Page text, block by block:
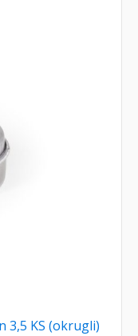
3,5 KS (okrugli)